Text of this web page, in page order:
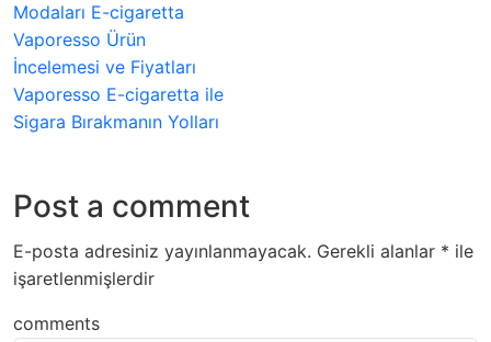
Modaları E-cigaretta
Vaporesso Ürün
İncelemesi ve Fiyatları
Vaporesso E-cigaretta ile
Sigara Bırakmanın Yolları
Post a comment
E-posta adresiniz yayınlanmayacak. Gerekli alanlar * ile
işaretlenmişlerdir
comments